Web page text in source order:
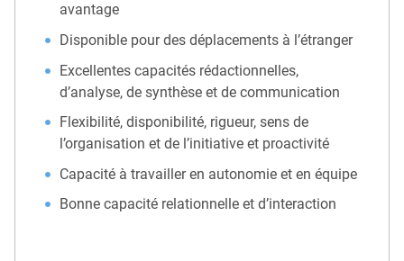
avantage
Disponible pour des déplacements à l’étranger
Excellentes capacités rédactionnelles,
d’analyse, de synthèse et de communication
Flexibilité, disponibilité, rigueur, sens de
l’organisation et de l’initiative et proactivité
Capacité à travailler en autonomie et en équipe
Bonne capacité relationnelle et d’interaction